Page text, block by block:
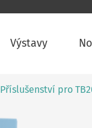
Výstavy
Příslušenství pro